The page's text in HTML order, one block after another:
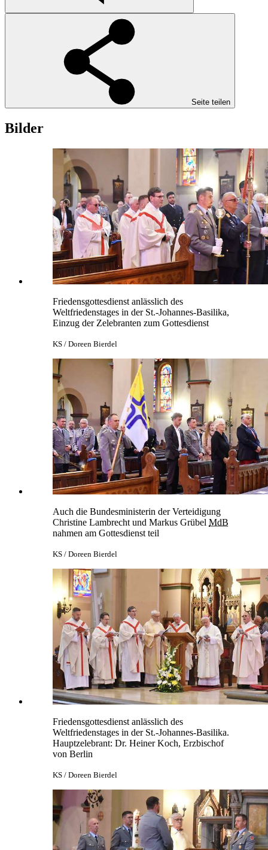
Seite teilen
Bilder
Friedensgottesdienst anlässlich des
Weltfriedenstages in der St.-Johannes-Basilika,
Einzug der Zelebranten zum Gottesdienst
KS / Doreen Bierdel
Auch die Bundesministerin der Verteidigung
Christine Lambrecht und Markus Grübel MdB
nahmen am Gottesdienst teil
KS / Doreen Bierdel
Friedensgottesdienst anlässlich des
Weltfriedenstages in der St.-Johannes-Basilika.
Hauptzelebrant: Dr. Heiner Koch, Erzbischof
von Berlin
KS / Doreen Bierdel